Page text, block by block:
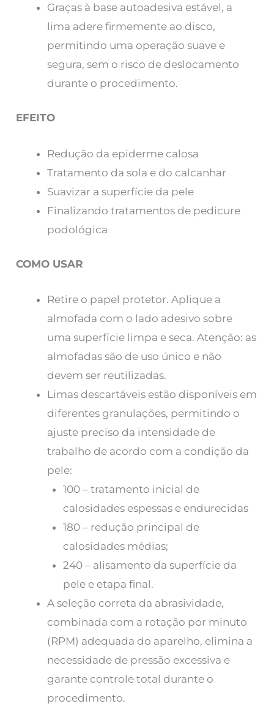
Graças à base autoadesiva estável, a
lima adere firmemente ao disco,
permitindo uma operação suave e
segura, sem o risco de deslocamento
durante o procedimento.
EFEITO
Redução da epiderme calosa
Tratamento da sola e do calcanhar
Suavizar a superfície da pele
Finalizando tratamentos de pedicure
podológica
COMO USAR
Retire o papel protetor. Aplique a
almofada com o lado adesivo sobre
uma superfície limpa e seca. Atenção: as
almofadas são de uso único e não
devem ser reutilizadas.
Limas descartáveis ​​estão disponíveis em
diferentes granulações, permitindo o
ajuste preciso da intensidade de
trabalho de acordo com a condição da
pele:
100 – tratamento inicial de
calosidades espessas e endurecidas
180 – redução principal de
calosidades médias;
240 – alisamento da superfície da
pele e etapa final.
A seleção correta da abrasividade,
combinada com a rotação por minuto
(RPM) adequada do aparelho, elimina a
necessidade de pressão excessiva e
garante controle total durante o
procedimento.